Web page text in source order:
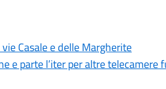
Casale e delle Margherite
e parte l’iter per altre telecamere